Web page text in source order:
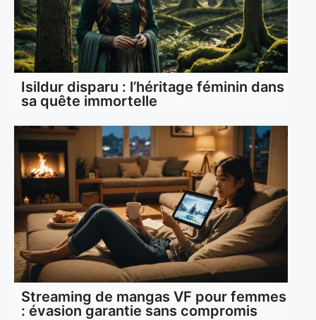
Isildur disparu : l’héritage féminin dans
sa quête immortelle
Streaming de mangas VF pour femmes
: évasion garantie sans compromis